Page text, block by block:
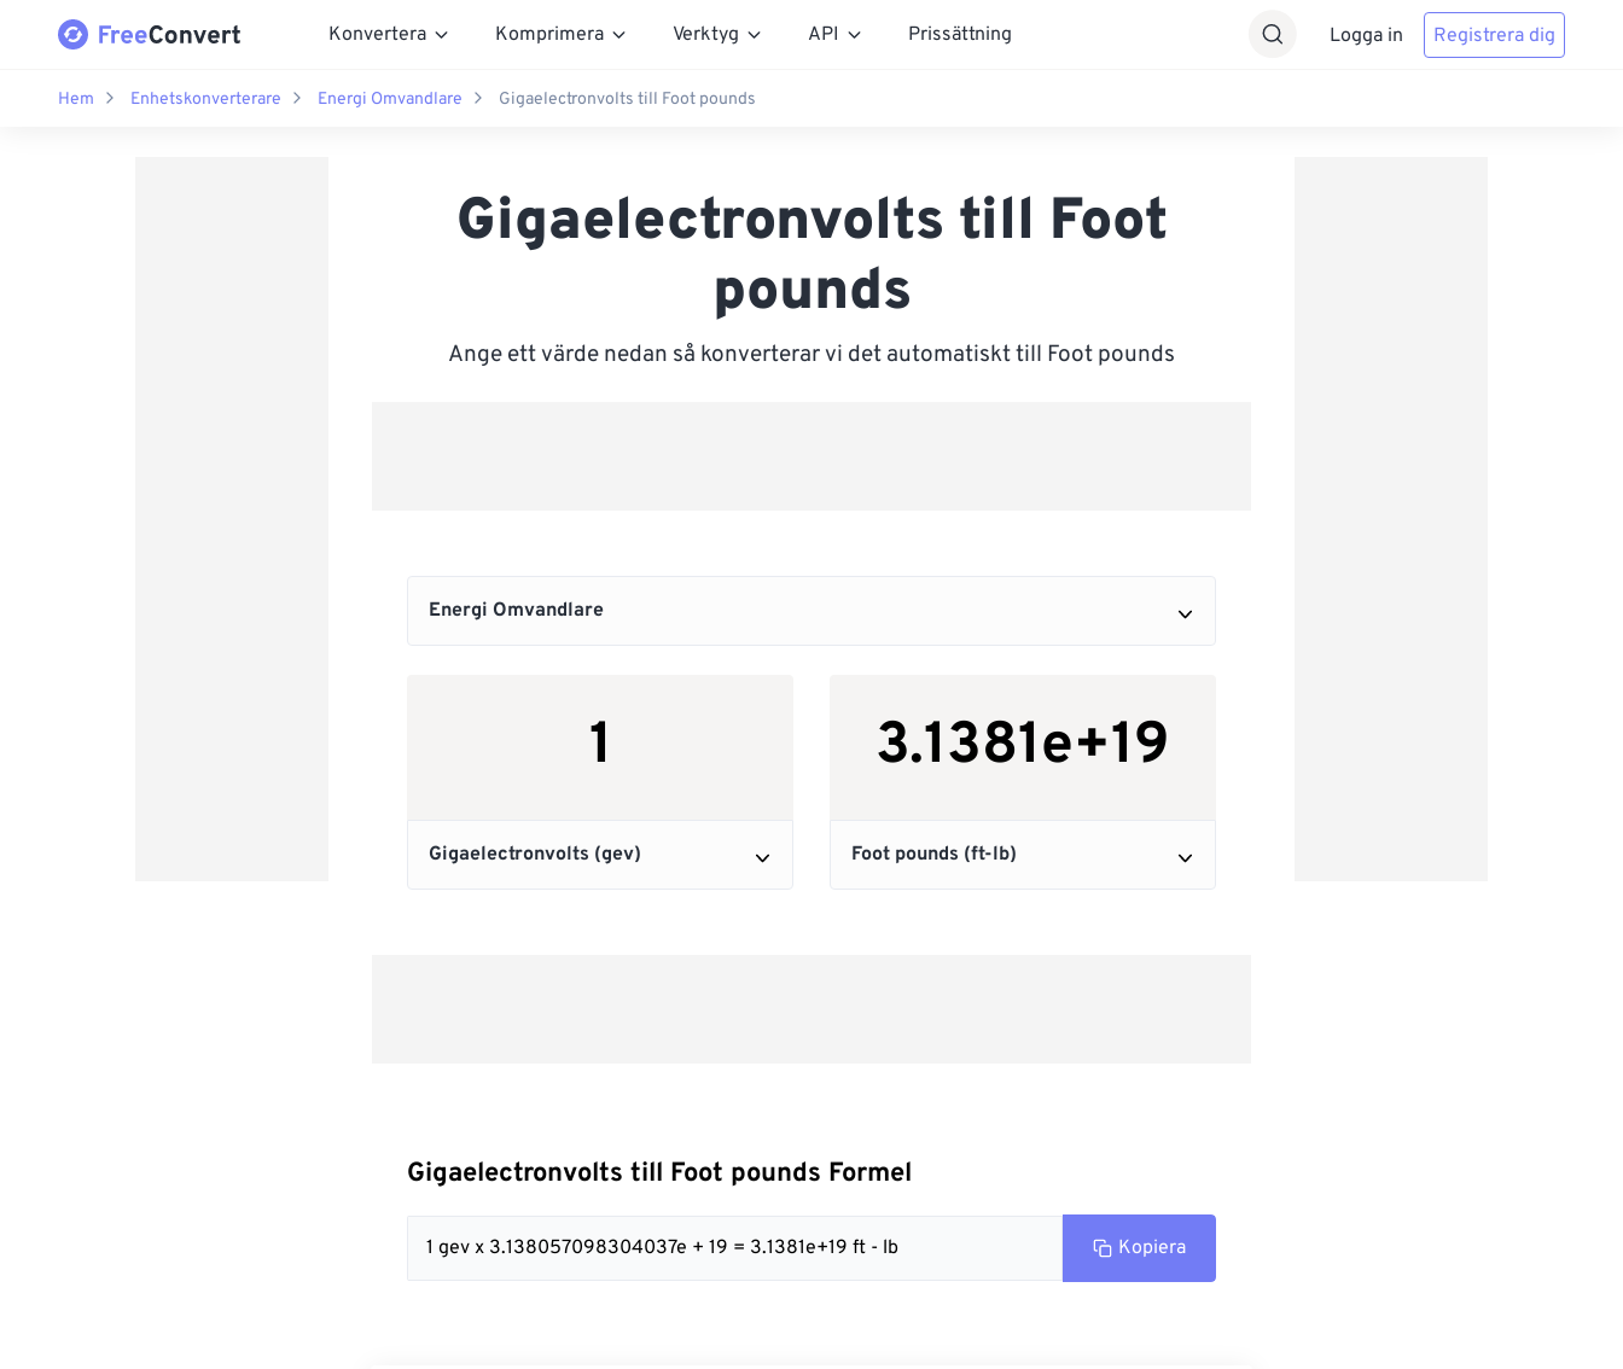
Konvertera Komprimera Verktyg API Prissättning Logga in Registrera dig
Hem Enhetskonverterare Energi Omvandlare Gigaelectronvolts till Foot pounds
Gigaelectronvolts till Foot
pounds
Ange ett värde nedan så konverterar vi det automatiskt till Foot pounds
Gigaelectronvolts till Foot pounds Formel
1 gev x 3.138057098304037e + 19 = 3.1381e+19 ft - lb Kopiera